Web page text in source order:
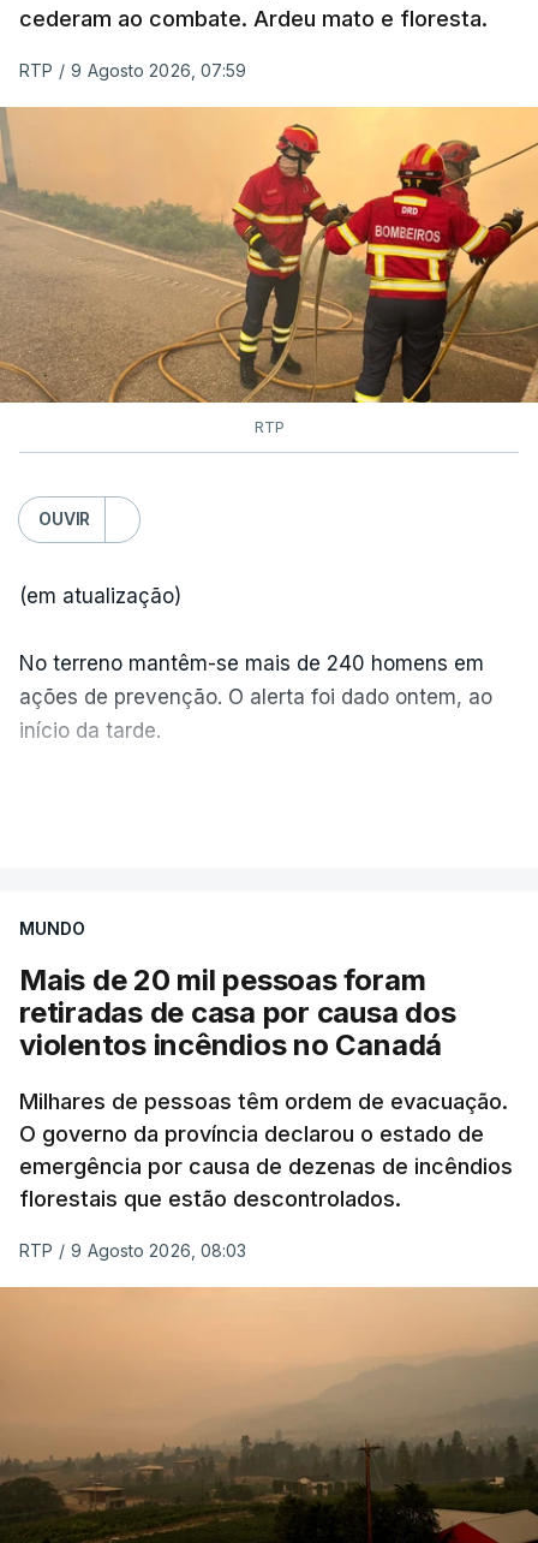
cederam ao combate. Ardeu mato e floresta.
RTP / 9 Agosto 2026, 07:59
RTP
OUVIR
(em atualização)
No terreno mantêm-se mais de 240 homens em
ações de prevenção. O alerta foi dado ontem, ao
início da tarde.
MUNDO
Mais de 20 mil pessoas foram
retiradas de casa por causa dos
violentos incêndios no Canadá
Milhares de pessoas têm ordem de evacuação.
O governo da província declarou o estado de
emergência por causa de dezenas de incêndios
florestais que estão descontrolados.
RTP / 9 Agosto 2026, 08:03